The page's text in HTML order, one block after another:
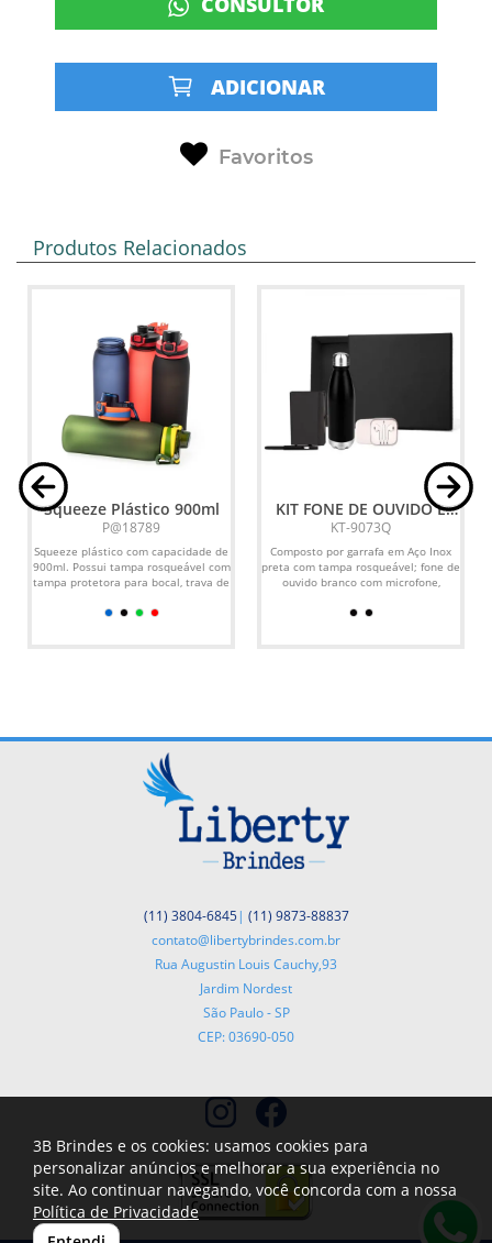
ADICIONAR
Favoritos
Produtos Relacionados
Squeeze Plástico 900ml
P@18789
Squeeze plástico com capacidade de
900ml. Possui tampa rosqueável com
tampa protetora para bocal, trava de
KIT FONE DE OUVIDO E
ACESSÓRIOS - 4 PÇS
KT-9073Q
Composto por garrafa em Aço Inox
preta com tampa rosqueável; fone de
ouvido branco com microfone,
(11) 3804-6845| (11) 9873-88837
contato@libertybrindes.com.br
Rua Augustin Louis Cauchy,93
Jardim Nordest
São Paulo - SP
CEP: 03690-050
3B Brindes e os cookies: usamos cookies para
personalizar anúncios e melhorar a sua experiência no
site. Ao continuar navegando, você concorda com a nossa
Política de Privacidade